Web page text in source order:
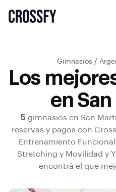
Gimnasios /
Los
en
5 gimnasios en San
reservas y pagos con
Entrenamiento
Stretching y Movilidad y
encontrá el que